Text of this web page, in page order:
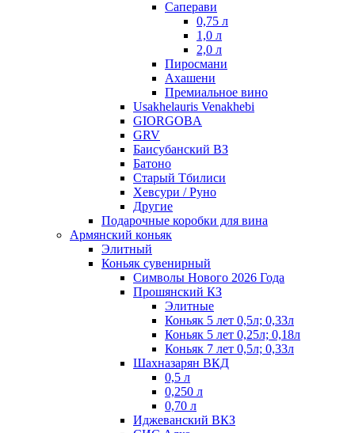
Саперави
0,75 л
1,0 л
2,0 л
Пиросмани
Ахашени
Премиальное вино
Usakhelauris Venakhebi
GIORGOBA
GRV
Баисубанский ВЗ
Батоно
Старый Тбилиси
Хевсури / Руно
Другие
Подарочные коробки для вина
Армянский коньяк
Элитный
Коньяк сувенирный
Символы Нового 2026 Года
Прошянский КЗ
Элитные
Коньяк 5 лет 0,5л; 0,33л
Коньяк 5 лет 0,25л; 0,18л
Коньяк 7 лет 0,5л; 0,33л
Шахназарян ВКД
0,5 л
0,250 л
0,70 л
Иджеванский ВКЗ